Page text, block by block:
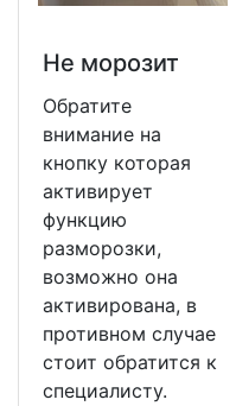
Не морозит
Обратите
внимание на
кнопку которая
активирует
функцию
разморозки,
возможно она
активирована, в
противном случае
стоит обратится к
специалисту.